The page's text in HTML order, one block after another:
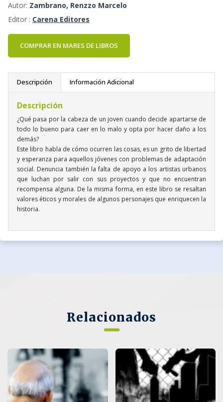
Autor: Zambrano, Renzzo Marcelo
Editor : Carena Editores
COMPRAR EN MARES DE LIBROS
Descripción Información Adicional
Descripción
¿Qué pasa por la cabeza de un joven cuando decide apartarse de
todo lo bueno para caer en lo malo y opta por hacer daño a los
demás?
Este libro habla de cómo ocurren las cosas, es un grito de libertad
y esperanza para aquellos jóvenes con problemas de adaptación
social. Denuncia también la falta de apoyo a los artistas urbanos
que luchan por salir con sus proyectos y que no encuentran
recompensa alguna. De la misma forma, en este libro se resaltan
valores éticos y morales de algunos personajes que enriquecen la
historia.
Relacionados